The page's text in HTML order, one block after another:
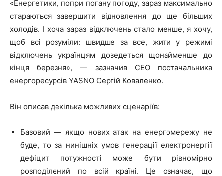
«Енергетики, попри погану погоду, зараз максимально
стараються завершити відновлення до ще більших
холодів. І хоча зараз відключень стало менше, я хочу,
щоб всі розуміли: швидше за все, жити у режимі
відключень українцям доведеться щонайменше до
кінця березня», — зазначив СЕО постачальника
енергоресурсів YASNO Сергій Коваленко.
Він описав декілька можливих сценаріїв:
Базовий — якщо нових атак на енергомережу не
буде, то за нинішніх умов генерації електронергії
дефіцит потужності може бути рівномірно
розподілений по всій країні. Це означає, що